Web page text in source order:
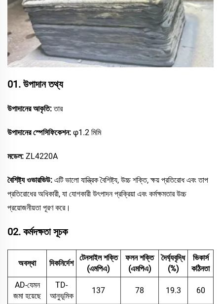
01. উপাদান তথ্য
উপাদানের আকৃতি:তার
উপাদানের স্পেসিফিকেশন: φ1.2 মিমি
মডেল: ZL4220A
বৈশিষ্ট্য ওভারভিউ: এটি ভালো যান্ত্রিক বৈশিষ্ট্য, উচ্চ শক্তি, ক্ষয় প্রতিরোধ এবং তাপ
প্রতিরোধের অধিকারী, যা যোগকারী উৎপাদন প্রক্রিয়া এবং কর্মক্ষমতার উচ্চ
প্রয়োজনীয়তা পূরণ করে।
02. কর্মদক্ষতা সূচক
অবস্থা দিকনির্দেশ
টেনসাইল শক্তি
(এমপিএ)
ফলন শক্তি
(এমপিএ)
দৈর্ঘ্যবৃদ্ধি
(%)
ভিকার্স
কঠিনতা
AD-যেমন
জমা হয়েছে
TD-
আনুভূমিক
137 78 19.3 60